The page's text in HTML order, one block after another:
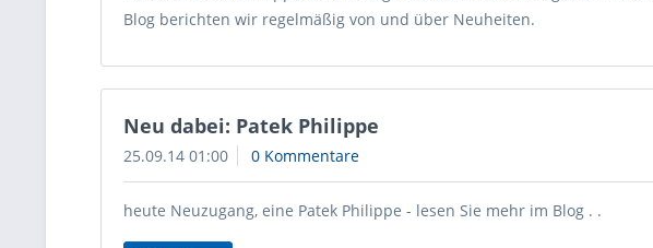
Blog berichten wir regelmäßig von und über Neuheiten.
Neu dabei: Patek Philippe
25.09.14 01:00 0 Kommentare
heute Neuzugang, eine Patek Philippe - lesen Sie mehr im Blog . .